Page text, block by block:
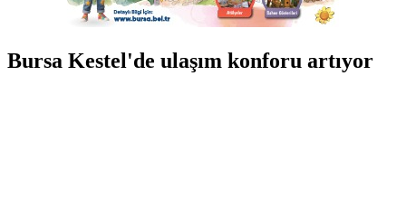
Bursa Kestel'de ulaşım konforu artıyor